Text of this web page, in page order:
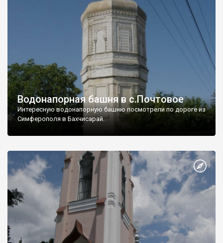
Водонапорная башня в с.Почтовое
Интересную водонапорную башню посмотрели по дороге из
Симферополя в Бахчисарай.